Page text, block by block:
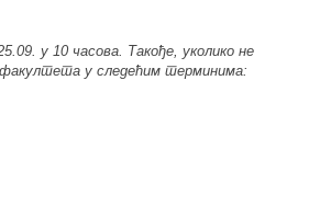
у 10 часова. Такође, уколико не
у следећим терминима: